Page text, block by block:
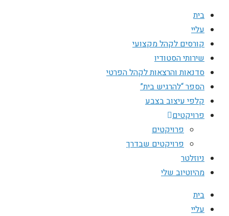
בית
עליי
קורסים לקהל מקצועי
שירותי הסטודיו
סדנאות והרצאות לקהל הפרטי
הספר “להרגיש בית”
קלפי עיצוב בצבע
פרויקטים
פרויקטים
פרויקטים שבדרך
ניוזלטר
מהיוטיוב שלי
בית
עליי